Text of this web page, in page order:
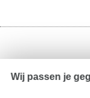
Wij passen je